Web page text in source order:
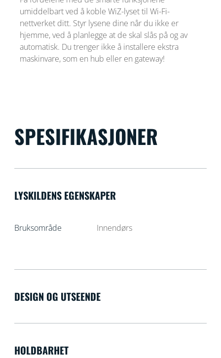
umiddelbart ved å koble WiZ-lyset til Wi-Fi-
nettverket ditt. Styr lysene dine når du ikke er
hjemme, ved å planlegge at de skal slås på og av
automatisk. Du trenger ikke å installere ekstra
maskinvare, som en hub eller en gateway!
SPESIFIKASJONER
LYSKILDENS EGENSKAPER
Bruksområde Innendørs
DESIGN OG UTSEENDE
HOLDBARHET